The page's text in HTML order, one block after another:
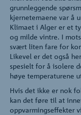
grunnleggende
kjernetemaene var å
Klimaet i Alger er et
og milde vintre. I
svært liten fare for
Likevel er det også
spesielt for å isolere
høye temperaturene
Hvis det ikke er nok
kan det føre til at
oppvarmingseffekter